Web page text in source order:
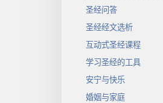
圣经问答
圣经经文选析
互动式圣经课程
学习圣经的工具
安宁与快乐
婚姻与家庭